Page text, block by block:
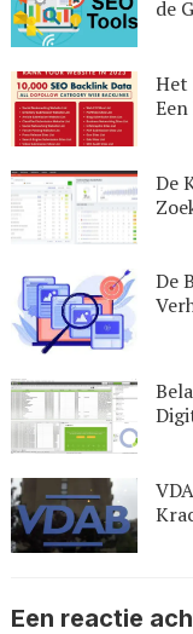
de
Het
De
De
Een reactie